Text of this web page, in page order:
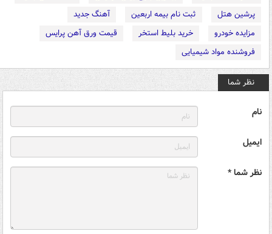
پرشین هتل
ثبت نام بیمه اربعین
آهنگ جدید
مزایده خودرو
خرید بلیط استخر
قیمت ورق آهن پرایس
فروشنده مواد شیمیایی
نظر شما
نام
ایمیل
نظر شما *